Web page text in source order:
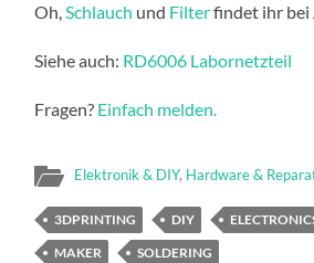
Oh,Schlauch und Filterfindet ihr bei
Siehe auch: RD6006 Labornetzteil
Fragen? Einfach melden.
Elektronik & DIY, Hardware &
3DPRINTING DIY
MAKER
SOLDERING